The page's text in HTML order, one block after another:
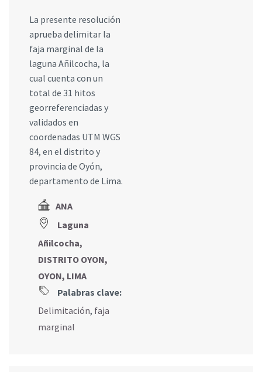
La presente resolución
aprueba delimitar la
faja marginal de la
laguna Añilcocha, la
cual cuenta con un
total de 31 hitos
georreferenciadas y
validados en
coordenadas UTM WGS
84, en el distrito y
provincia de Oyón,
departamento de Lima.
ANA
Laguna
Añilcocha,
DISTRITO OYON,
OYON, LIMA
Palabras clave:
Delimitación, faja
marginal